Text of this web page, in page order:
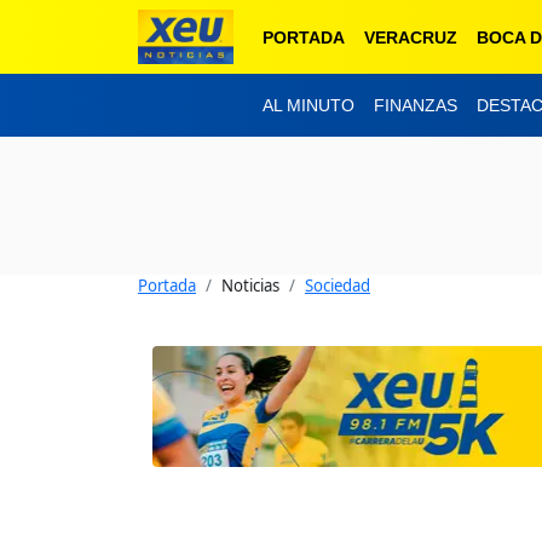
PORTADA VERACRUZ BOCA
AL MINUTO FINANZAS
Portada Noticias Sociedad